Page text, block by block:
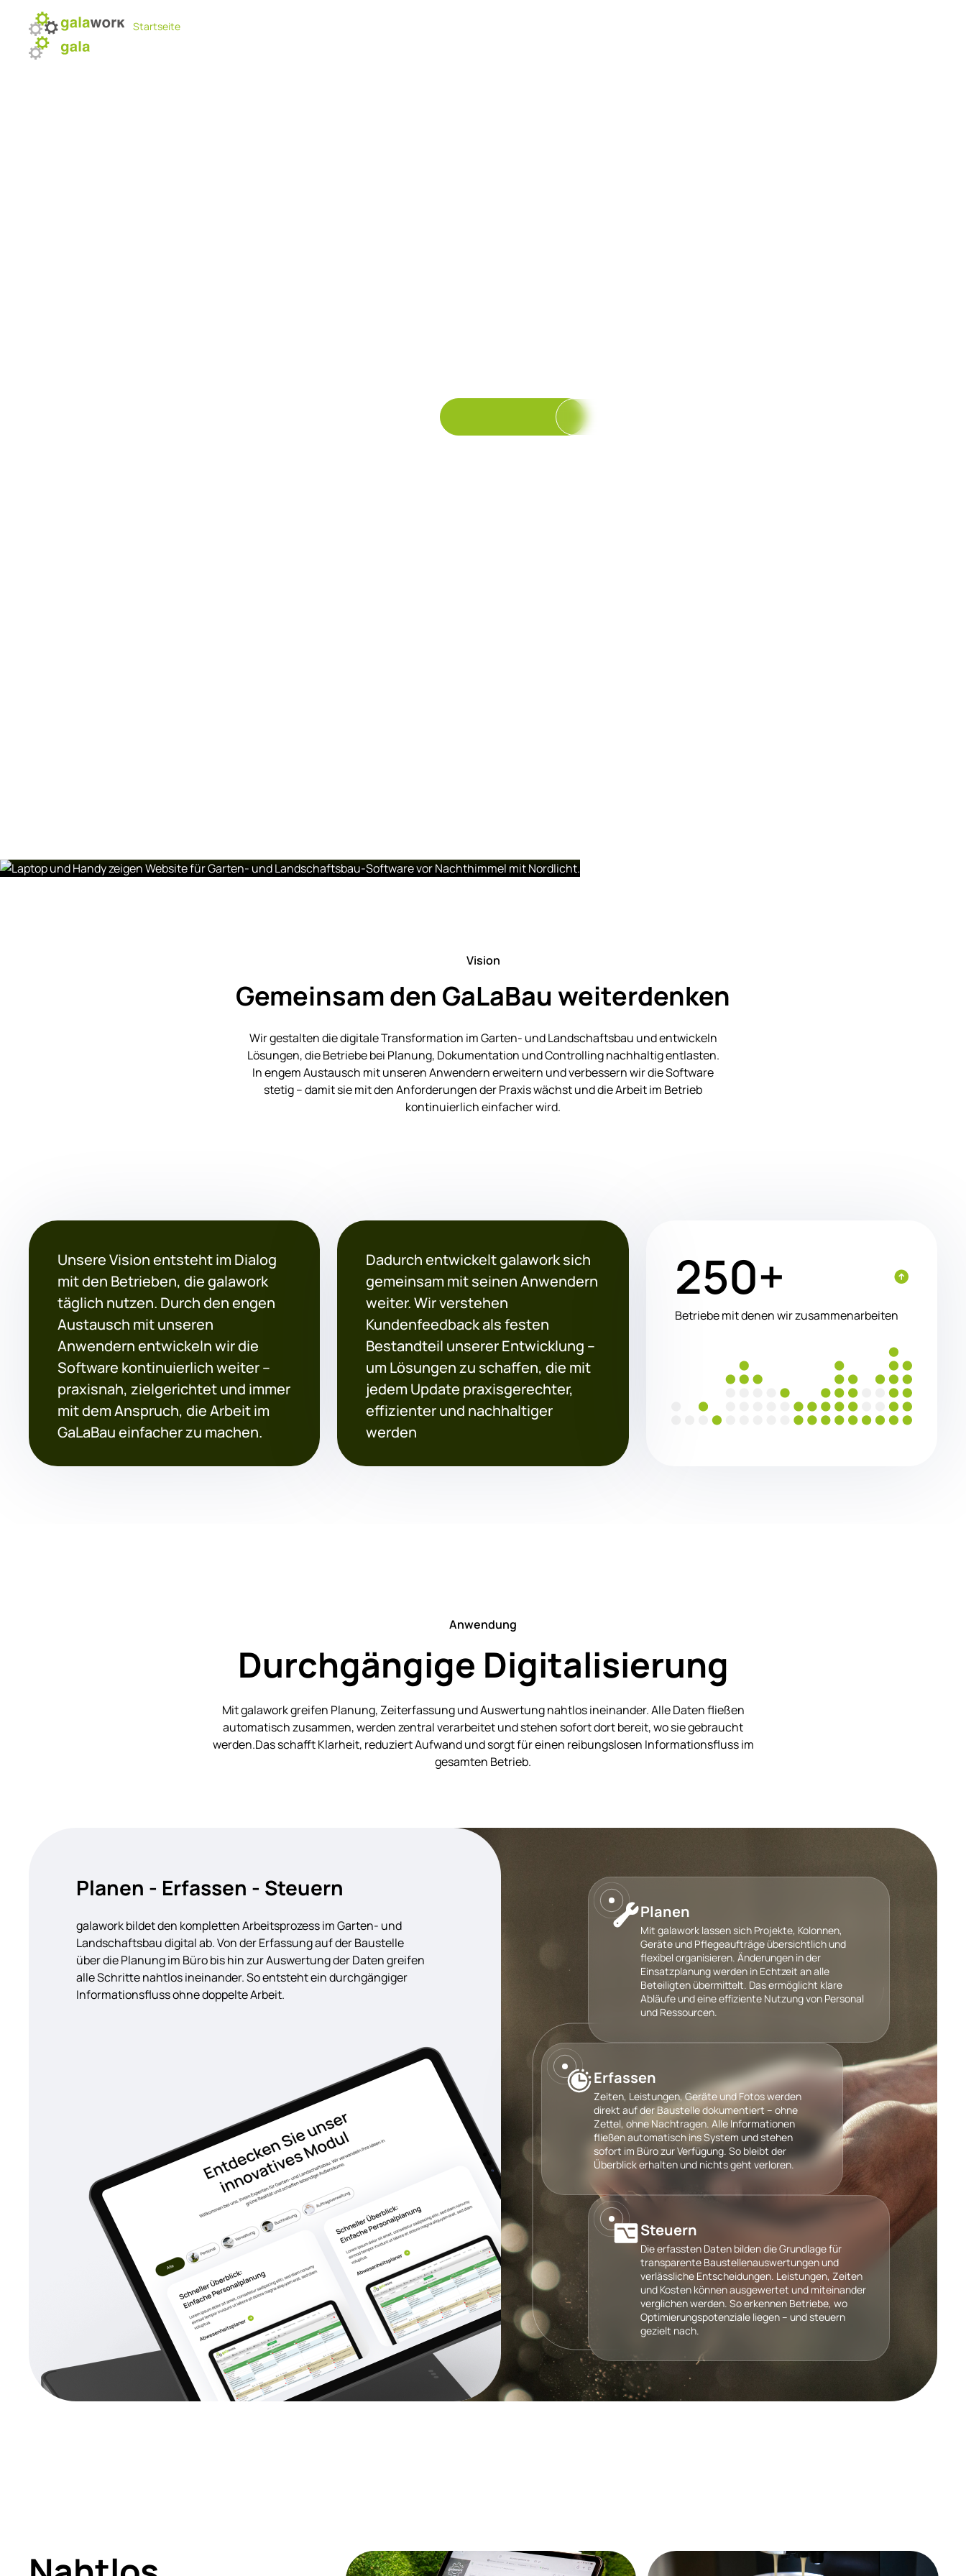
StartseiteModule
Vision
Gemeinsam den GaLaBau weiterdenken
Wir gestalten die digitale Transformation im Garten- und Landschaftsbau und entwickeln
Lösungen, die Betriebe bei Planung, Dokumentation und Controlling nachhaltig entlasten.
In engem Austausch mit unseren Anwendern erweitern und verbessern wir die Software
stetig – damit sie mit den Anforderungen der Praxis wächst und die Arbeit im Betrieb
kontinuierlich einfacher wird.
Unsere Vision entsteht im Dialog
mit den Betrieben, die galawork
täglich nutzen. Durch den engen
Austausch mit unseren
Anwendern entwickeln wir die
Software kontinuierlich weiter –
praxisnah, zielgerichtet und immer
mit dem Anspruch, die Arbeit im
GaLaBau einfacher zu machen.
Dadurch entwickelt galawork sich
gemeinsam mit seinen Anwendern
weiter. Wir verstehen
Kundenfeedback als festen
Bestandteil unserer Entwicklung –
um Lösungen zu schaffen, die mit
jedem Update praxisgerechter,
effizienter und nachhaltiger
werden
250+
Betriebe mit denen wir zusammenarbeiten
Anwendung
Durchgängige Digitalisierung
Mit galawork greifen Planung, Zeiterfassung und Auswertung nahtlos ineinander. Alle Daten fließen
automatisch zusammen, werden zentral verarbeitet und stehen sofort dort bereit, wo sie gebraucht
werden.Das schafft Klarheit, reduziert Aufwand und sorgt für einen reibungslosen Informationsfluss im
gesamten Betrieb.
Planen - Erfassen - Steuern
galawork bildet den kompletten Arbeitsprozess im Garten- und
Landschaftsbau digital ab. Von der Erfassung auf der Baustelle
über die Planung im Büro bis hin zur Auswertung der Daten greifen
alle Schritte nahtlos ineinander. So entsteht ein durchgängiger
Informationsfluss ohne doppelte Arbeit.
Planen
Mit galawork lassen sich Projekte, Kolonnen,
Geräte und Pflegeaufträge übersichtlich und
flexibel organisieren. Änderungen in der
Einsatzplanung werden in Echtzeit an alle
Beteiligten übermittelt. Das ermöglicht klare
Abläufe und eine effiziente Nutzung von Personal
und Ressourcen.
Erfassen
Zeiten, Leistungen, Geräte und Fotos werden
direkt auf der Baustelle dokumentiert – ohne
Zettel, ohne Nachtragen. Alle Informationen
fließen automatisch ins System und stehen
sofort im Büro zur Verfügung. So bleibt der
Überblick erhalten und nichts geht verloren.
Steuern
Die erfassten Daten bilden die Grundlage für
transparente Baustellenauswertungen und
verlässliche Entscheidungen. Leistungen, Zeiten
und Kosten können ausgewertet und miteinander
verglichen werden. So erkennen Betriebe, wo
Optimierungspotenziale liegen – und steuern
gezielt nach.